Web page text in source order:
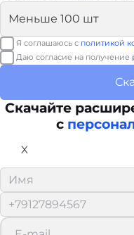
Я соглашаюсь с политикой
Даю согласие на получение
Скачайте
с
X